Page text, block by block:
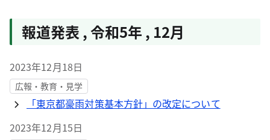
報道発表 ,令和5年 , 12月
2023年12月18日
広報・教育・見学
「東京都豪雨対策基本方針」の改定について
2023年12月15日